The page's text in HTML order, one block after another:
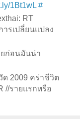
1Bt1wL #
RT
ารเปลี่ยนแปลง
ก่อนมันน่า
ด 2009 คร่าชีวิต
//รายแรกหรือ